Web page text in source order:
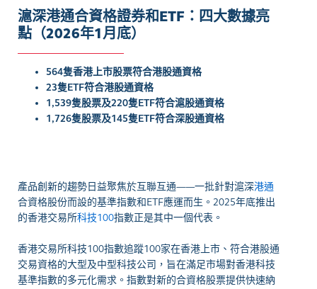
滬深港通合資格證券和ETF：四大數據亮
點（2026年1月底）
564隻香港上市股票符合港股通資格
23隻ETF符合港股通資格
1,539隻股票及220隻ETF符合滬股通資格
1,726隻股票及145隻ETF符合深股通資格
產品創新的趨勢日益聚焦於互聯互通——一批針對滬深港通
合資格股份而設的基準指數和ETF應運而生。2025年底推出
的香港交易所科技100指數正是其中一個代表。
香港交易所科技100指數追蹤100家在香港上市、符合港股通
交易資格的大型及中型科技公司，旨在滿足市場對香港科技
基準指數的多元化需求。指數對新的合資格股票提供快速納